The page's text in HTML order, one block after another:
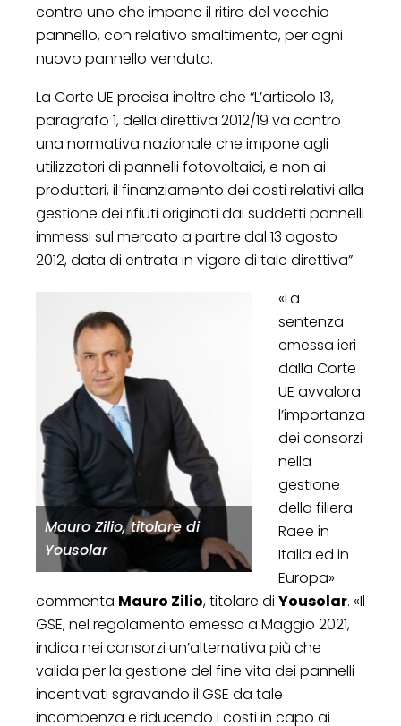
contro uno che impone il ritiro del vecchio
pannello, con relativo smaltimento, per ogni
nuovo pannello venduto.
La Corte UE precisa inoltre che “L’articolo 13,
paragrafo 1, della direttiva 2012/19 va contro
una normativa nazionale che impone agli
utilizzatori di pannelli fotovoltaici, e non ai
produttori, il finanziamento dei costi relativi alla
gestione dei rifiuti originati dai suddetti pannelli
immessi sul mercato a partire dal 13 agosto
2012, data di entrata in vigore di tale direttiva”.
Mauro Zilio, titolare di
Yousolar
«La
sentenza
emessa ieri
dalla Corte
UE avvalora
l’importanza
dei consorzi
nella
gestione
della filiera
Raee in
Italia ed in
Europa»
commenta Mauro Zilio, titolare di Yousolar. «Il
GSE, nel regolamento emesso a Maggio 2021,
indica nei consorzi un’alternativa più che
valida per la gestione del fine vita dei pannelli
incentivati sgravando il GSE da tale
incombenza e riducendo i costi in capo ai